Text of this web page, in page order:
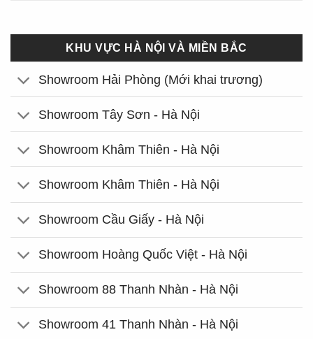
KHU VỰC HÀ NỘI VÀ MIỀN BẮC
Showroom Hải Phòng (Mới khai trương)
Showroom Tây Sơn - Hà Nội
Showroom Khâm Thiên - Hà Nội
Showroom Khâm Thiên - Hà Nội
Showroom Cầu Giấy - Hà Nội
Showroom Hoàng Quốc Việt - Hà Nội
Showroom 88 Thanh Nhàn - Hà Nội
Showroom 41 Thanh Nhàn - Hà Nội